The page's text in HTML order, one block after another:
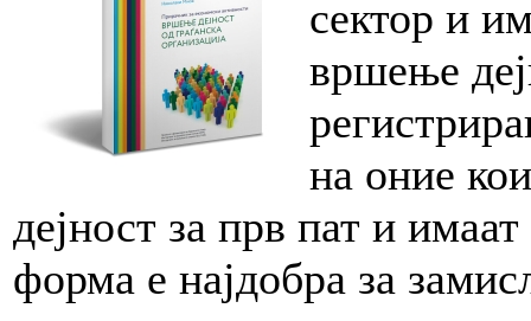
сектор и
вршење
на оние
дејност за прв пат и
форма е најдобра за